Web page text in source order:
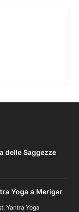
delle Saggezze
Yoga a Merigar
,Yantra Yoga